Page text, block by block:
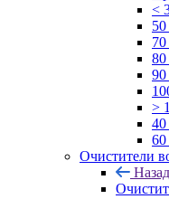
<
80
90
>
40
60
Очистители
Назад